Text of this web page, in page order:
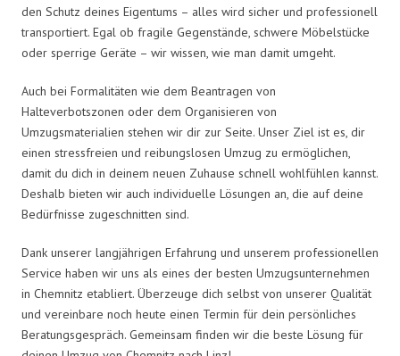
den Schutz deines Eigentums – alles wird sicher und professionell
transportiert. Egal ob fragile Gegenstände, schwere Möbelstücke
oder sperrige Geräte – wir wissen, wie man damit umgeht.
Auch bei Formalitäten wie dem Beantragen von
Halteverbotszonen oder dem Organisieren von
Umzugsmaterialien stehen wir dir zur Seite. Unser Ziel ist es, dir
einen stressfreien und reibungslosen Umzug zu ermöglichen,
damit du dich in deinem neuen Zuhause schnell wohlfühlen kannst.
Deshalb bieten wir auch individuelle Lösungen an, die auf deine
Bedürfnisse zugeschnitten sind.
Dank unserer langjährigen Erfahrung und unserem professionellen
Service haben wir uns als eines der besten Umzugsunternehmen
in Chemnitz etabliert. Überzeuge dich selbst von unserer Qualität
und vereinbare noch heute einen Termin für dein persönliches
Beratungsgespräch. Gemeinsam finden wir die beste Lösung für